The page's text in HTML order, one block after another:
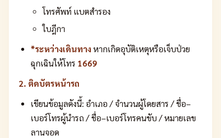
โทรศัพท์ แบตสำรอง
ใบฎีกา
*ระหว่างเดินทางหากเกิดอุบัติเหตุหรือเจ็บป่วย
ฉุกเฉินให้โทร 1669
2. ติดบัตรหน้ารถ
เขียนข้อมูลดังนี้: อำเภอ / จำนวนผู้โดยสาร / ชื่อ–
เบอร์โทรผู้นำรถ / ชื่อ–เบอร์โทรคนขับ / หมายเลข
ลานจอด